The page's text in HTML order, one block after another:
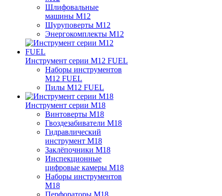
Шлифовальные
машины M12
Шуруповерты M12
Энергокомплекты M12
Инструмент серии M12 FUEL
Наборы инструментов
M12 FUEL
Пилы M12 FUEL
Инструмент серии M18
Винтоверты M18
Гвоздезабиватели M18
Гидравлический
инструмент M18
Заклёпочники M18
Инспекционные
цифровые камеры M18
Наборы инструментов
M18
Перфораторы M18